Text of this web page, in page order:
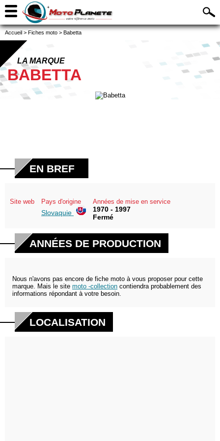
Accueil > Fiches moto > Babetta
LA MARQUE
BABETTA
EN BREF
Site web Pays d'origine
Slovaquie
Années de mise en service
1970 - 1997
Fermé
ANNÉES DE PRODUCTION
Nous n'avons pas encore de fiche moto à vous proposer pour cette
marque. Mais le site moto -collection contiendra probablement des
informations répondant à votre besoin.
LOCALISATION